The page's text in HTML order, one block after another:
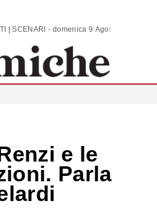
ANALISI | COMMENTI | SCENARI - domenica 9 Agosto 2026
e le
Parla